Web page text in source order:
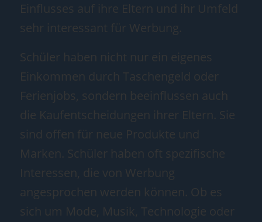
Einflusses auf ihre Eltern und ihr Umfeld
sehr interessant für Werbung.
Schüler haben nicht nur ein eigenes
Einkommen durch Taschengeld oder
Ferienjobs, sondern beeinflussen auch
die Kaufentscheidungen ihrer Eltern. Sie
sind offen für neue Produkte und
Marken. Schüler haben oft spezifische
Interessen, die von Werbung
angesprochen werden können. Ob es
sich um Mode, Musik, Technologie oder